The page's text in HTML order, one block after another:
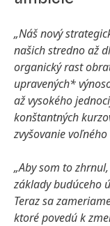
„Náš nový
našich stredno až
organický rast
upravených*
až vysokého
konštantných
zvyšovanie
„Aby som to
základy budúceho
Teraz sa
ktoré povedú k